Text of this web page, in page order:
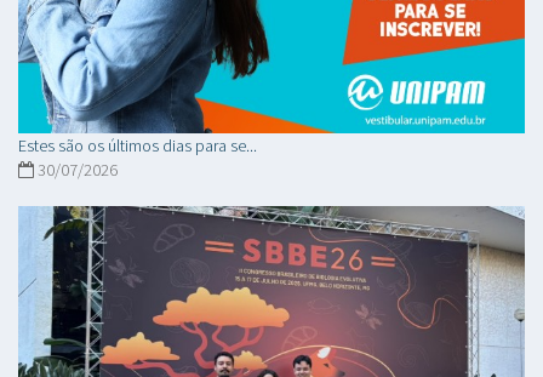
Estes são os últimos dias para se...
30/07/2026